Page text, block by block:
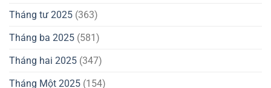
Tháng tư 2025 (363)
Tháng ba 2025 (581)
Tháng hai 2025 (347)
Tháng Một 2025 (154)